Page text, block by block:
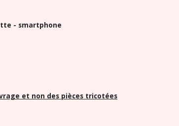
- smartphone
et non des pièces tricotées